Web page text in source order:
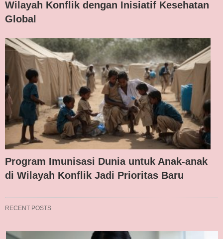
Wilayah Konflik dengan Inisiatif Kesehatan
Global
Program Imunisasi Dunia untuk Anak-anak
di Wilayah Konflik Jadi Prioritas Baru
RECENT POSTS